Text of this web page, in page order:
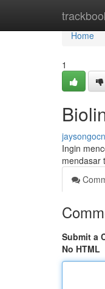
Home
Home
1
Ingin
mendasar
Submit a
No HTML